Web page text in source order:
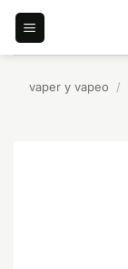
Saltar
contenido
vaper y vapeo /